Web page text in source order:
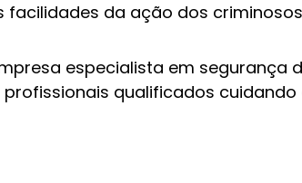
facilidades da ação dos
especialista em segurança
qualificados cuidando